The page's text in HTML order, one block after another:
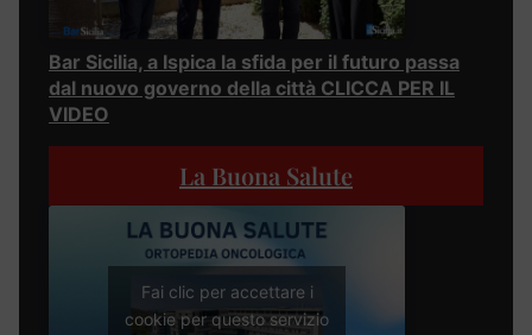
Bar Sicilia, a Ispica la sfida per il futuro passa
dal nuovo governo della città CLICCA PER IL
VIDEO
La Buona Salute
Fai clic per accettare i
cookie per questo servizio